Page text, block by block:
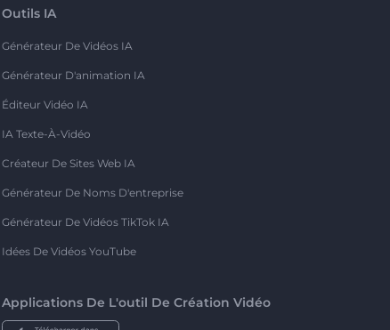
Outils IA
Générateur De Vidéos IA
Générateur D'animation IA
Éditeur Vidéo IA
IA Texte-À-Vidéo
Créateur De Sites Web IA
Générateur De Noms D'entreprise
Générateur De Vidéos TikTok IA
Idées De Vidéos YouTube
Applications De L'outil De Création Vidéo